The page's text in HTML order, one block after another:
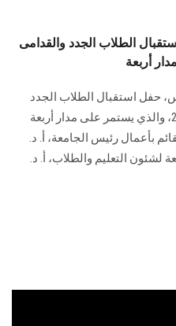
الطلاب الجدد والقدامى
حفل استقبال الطلاب الجدد
والقدامى للعام الدراسي 2023/ 2024، والذي يستمر على مدار أربعة
بأعمال رئيس الجامعة، أ. د.
لشئون التعليم والطلاب، أ. د.